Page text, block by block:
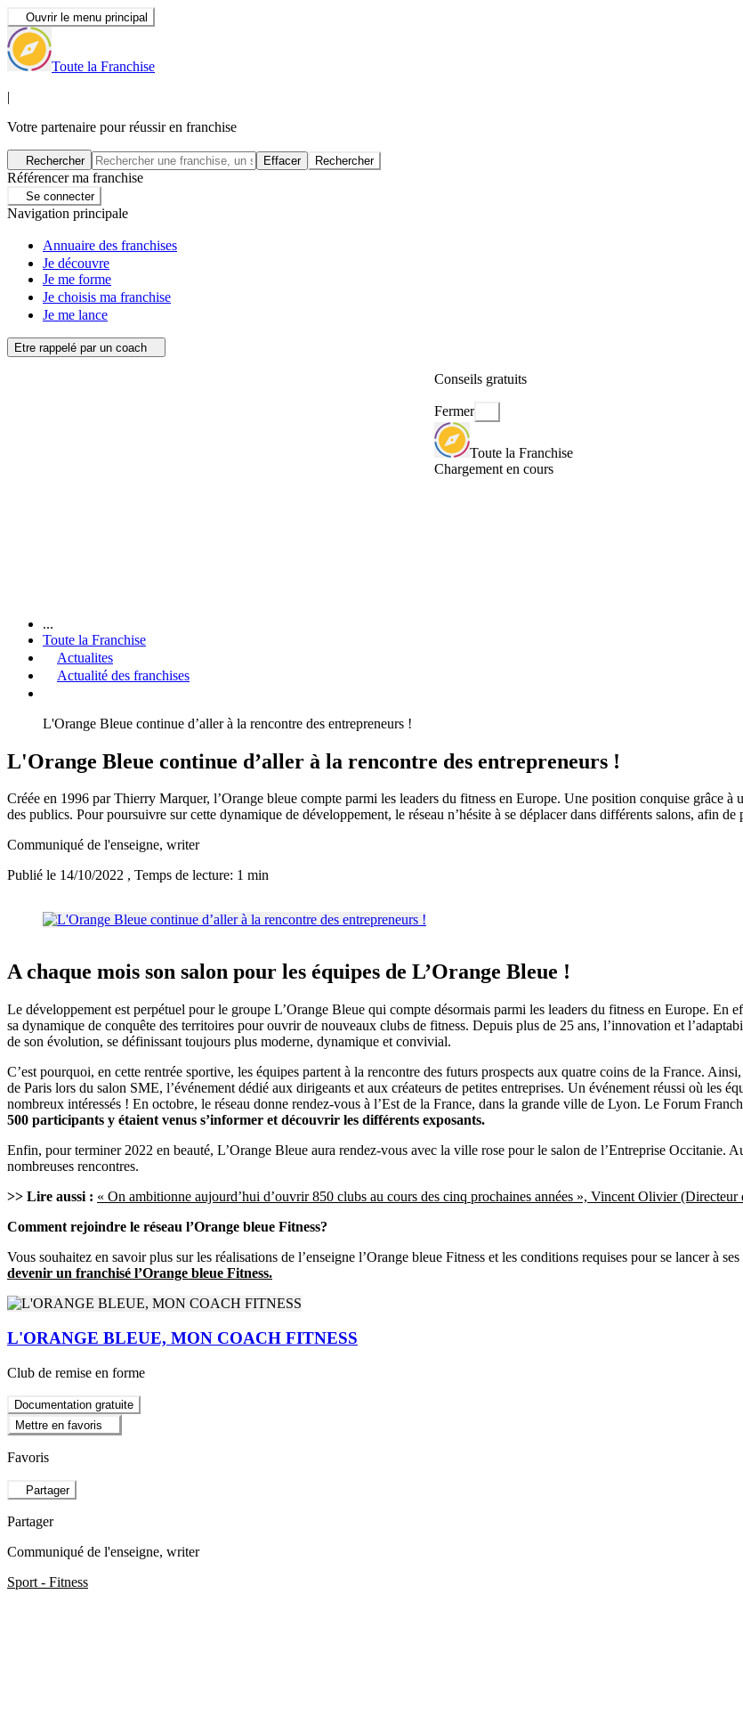
Ouvrir le menu principal
Toute la Franchise
|
Votre partenaire pour réussir en franchise
Rechercher Effacer Rechercher
Référencer ma franchise
Se connecter
Navigation principale
Annuaire des franchises
Je découvre
Je me forme
Je choisis ma franchise
Je me lance
Etre rappelé par un coach
Conseils gratuits
Fermer
Toute la Franchise
Chargement en cours
...
Toute la Franchise
Actualites
Actualité des franchises
L'Orange Bleue continue d’aller à la rencontre des entrepreneurs !
L'Orange Bleue continue d’aller à la rencontre des entrepreneurs !
Créée en 1996 par Thierry Marquer, l’Orange bleue compte parmi les leaders du fitness en Europe. Une position conquise grâce
des publics. Pour poursuivre sur cette dynamique de développement, le réseau n’hésite à se déplacer dans différents salons, afin
Communiqué de l'enseigne, writer
Publié le 14/10/2022 , Temps de lecture: 1 min
A chaque mois son salon pour les équipes de L’Orange Bleue !
Le développement est perpétuel pour le groupe L’Orange Bleue qui compte désormais parmi les leaders du fitness en Europe. En
sa dynamique de conquête des territoires pour ouvrir de nouveaux clubs de fitness. Depuis plus de 25 ans, l’innovation et
de son évolution, se définissant toujours plus moderne, dynamique et convivial.
C’est pourquoi, en cette rentrée sportive, les équipes partent à la rencontre des futurs prospects aux quatre coins de la France.
de Paris lors du salon SME, l’événement dédié aux dirigeants et aux créateurs de petites entreprises. Un événement réussi où les
nombreux intéressés ! En octobre, le réseau donne rendez-vous à l’Est de la France, dans la grande ville de Lyon. Le Forum
500 participants y étaient venus s’informer et découvrir les différents exposants.
Enfin, pour terminer 2022 en beauté, L’Orange Bleue aura rendez-vous avec la ville rose pour le salon de l’Entreprise Occitanie.
nombreuses rencontres.
>> Lire aussi : « On ambitionne aujourd’hui d’ouvrir 850 clubs au cours des cinq prochaines années », Vincent Olivier
Comment rejoindre le réseau l’Orange bleue Fitness?
Vous souhaitez en savoir plus sur les réalisations de l’enseigne l’Orange bleue Fitness et les conditions requises pour se lancer à
devenir un franchisé l’Orange bleue Fitness.
L'ORANGE BLEUE, MON COACH FITNESS
Club de remise en forme
Documentation gratuite
Mettre en favoris
Favoris
Partager
Partager
Communiqué de l'enseigne, writer
Sport - Fitness